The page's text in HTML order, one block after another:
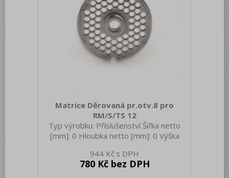
Matrice Děrovaná pr.otv.8 pro
RM/S/TS 12
Typ výrobku: Příslušenství Šířka netto
[mm]: 0 Hloubka netto [mm]: 0 Výška
Hmotnost brutto [kg]: 0.60
944 Kč
780 Kč bez DPH